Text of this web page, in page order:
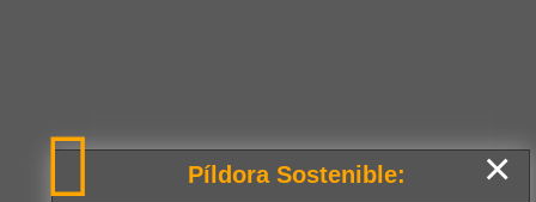
Píldora Sostenible: ×